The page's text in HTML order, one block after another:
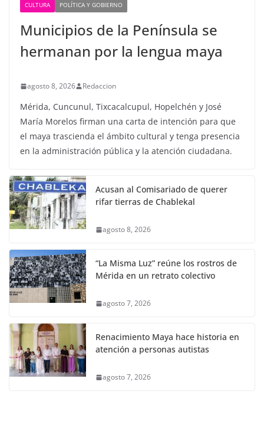
CULTURA POLÍTICA Y GOBIERNO
Municipios de la Península se
hermanan por la lengua maya
agosto 8, 2026 Redaccion
Mérida, Cuncunul, Tixcacalcupul, Hopelchén y José
María Morelos firman una carta de intención para que
el maya trascienda el ámbito cultural y tenga presencia
en la administración pública y la atención ciudadana.
Acusan al Comisariado de querer
rifar tierras de Chablekal
agosto 8, 2026
“La Misma Luz” reúne los rostros de
Mérida en un retrato colectivo
agosto 7, 2026
Renacimiento Maya hace historia en
atención a personas autistas
agosto 7, 2026